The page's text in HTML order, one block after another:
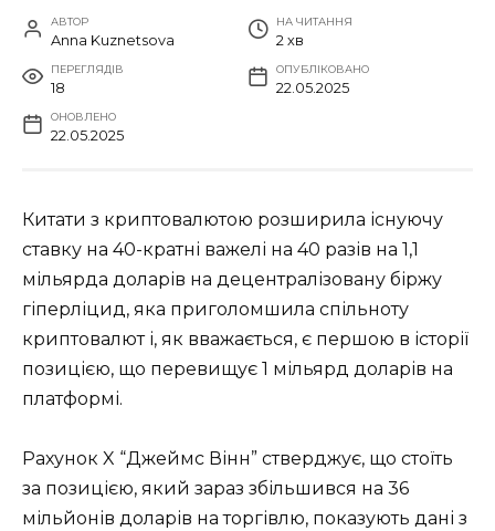
АВТОР
Anna Kuznetsova
НА ЧИТАННЯ
2 хв
ПЕРЕГЛЯДІВ
18
ОПУБЛІКОВАНО
22.05.2025
ОНОВЛЕНО
22.05.2025
Китати з криптовалютою розширила існуючу
ставку на 40-кратні важелі на 40 разів на 1,1
мільярда доларів на децентралізовану біржу
гіперліцид, яка приголомшила спільноту
криптовалют і, як вважається, є першою в історії
позицією, що перевищує 1 мільярд доларів на
платформі.
Рахунок X “Джеймс Вінн” стверджує, що стоїть
за позицією, який зараз збільшився на 36
мільйонів доларів на торгівлю, показують дані з